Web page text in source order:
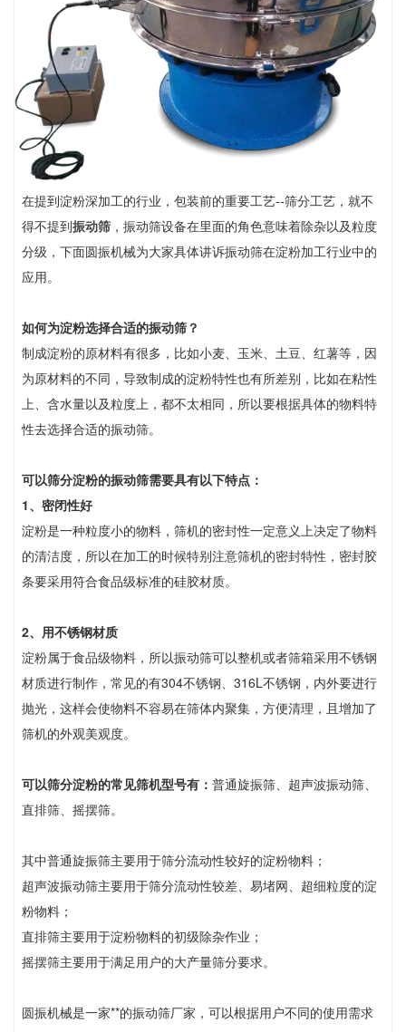
在提到淀粉深加工的行业，包装前的重要工艺--筛分工艺，就不
得不提到振动筛 ，振动筛设备在里面的角色意味着除杂以及粒度
分级，下面圆振机械为大家具体讲诉振动筛在淀粉加工行业中的
应用。
如何为淀粉选择合适的振动筛？
制成淀粉的原材料有很多，比如小麦、玉米、土豆、红薯等，因
为原材料的不同，导致制成的淀粉特性也有所差别，比如在粘性
上、含水量以及粒度上，都不太相同，所以要根据具体的物料特
性去选择合适的振动筛。
可以筛分淀粉的振动筛需要具有以下特点：
1、密闭性好
淀粉是一种粒度小的物料，筛机的密封性一定意义上决定了物料
的清洁度，所以在加工的时候特别注意筛机的密封特性，密封胶
条要采用符合食品级标准的硅胶材质。
2、用不锈钢材质
淀粉属于食品级物料，所以振动筛可以整机或者筛箱采用不锈钢
材质进行制作，常见的有304不锈钢、316L不锈钢，内外要进行
抛光，这样会使物料不容易在筛体内聚集，方便清理，且增加了
筛机的外观美观度。
可以筛分淀粉的常见筛机型号有：普通旋振筛、超声波振动筛、
直排筛、摇摆筛。
其中普通旋振筛主要用于筛分流动性较好的淀粉物料；
超声波振动筛主要用于筛分流动性较差、易堵网、超细粒度的淀
粉物料；
直排筛主要用于淀粉物料的初级除杂作业；
摇摆筛主要用于满足用户的大产量筛分要求。
圆振机械是一家**的振动筛厂家，可以根据用户不同的使用需求